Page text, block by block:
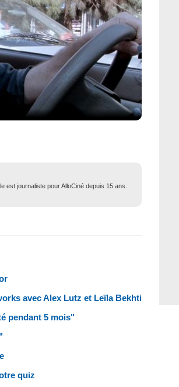
est journaliste pour AlloCiné depuis 15 ans.
avec Alex Lutz et Leïla Bekhti
pendant 5 mois"
quiz